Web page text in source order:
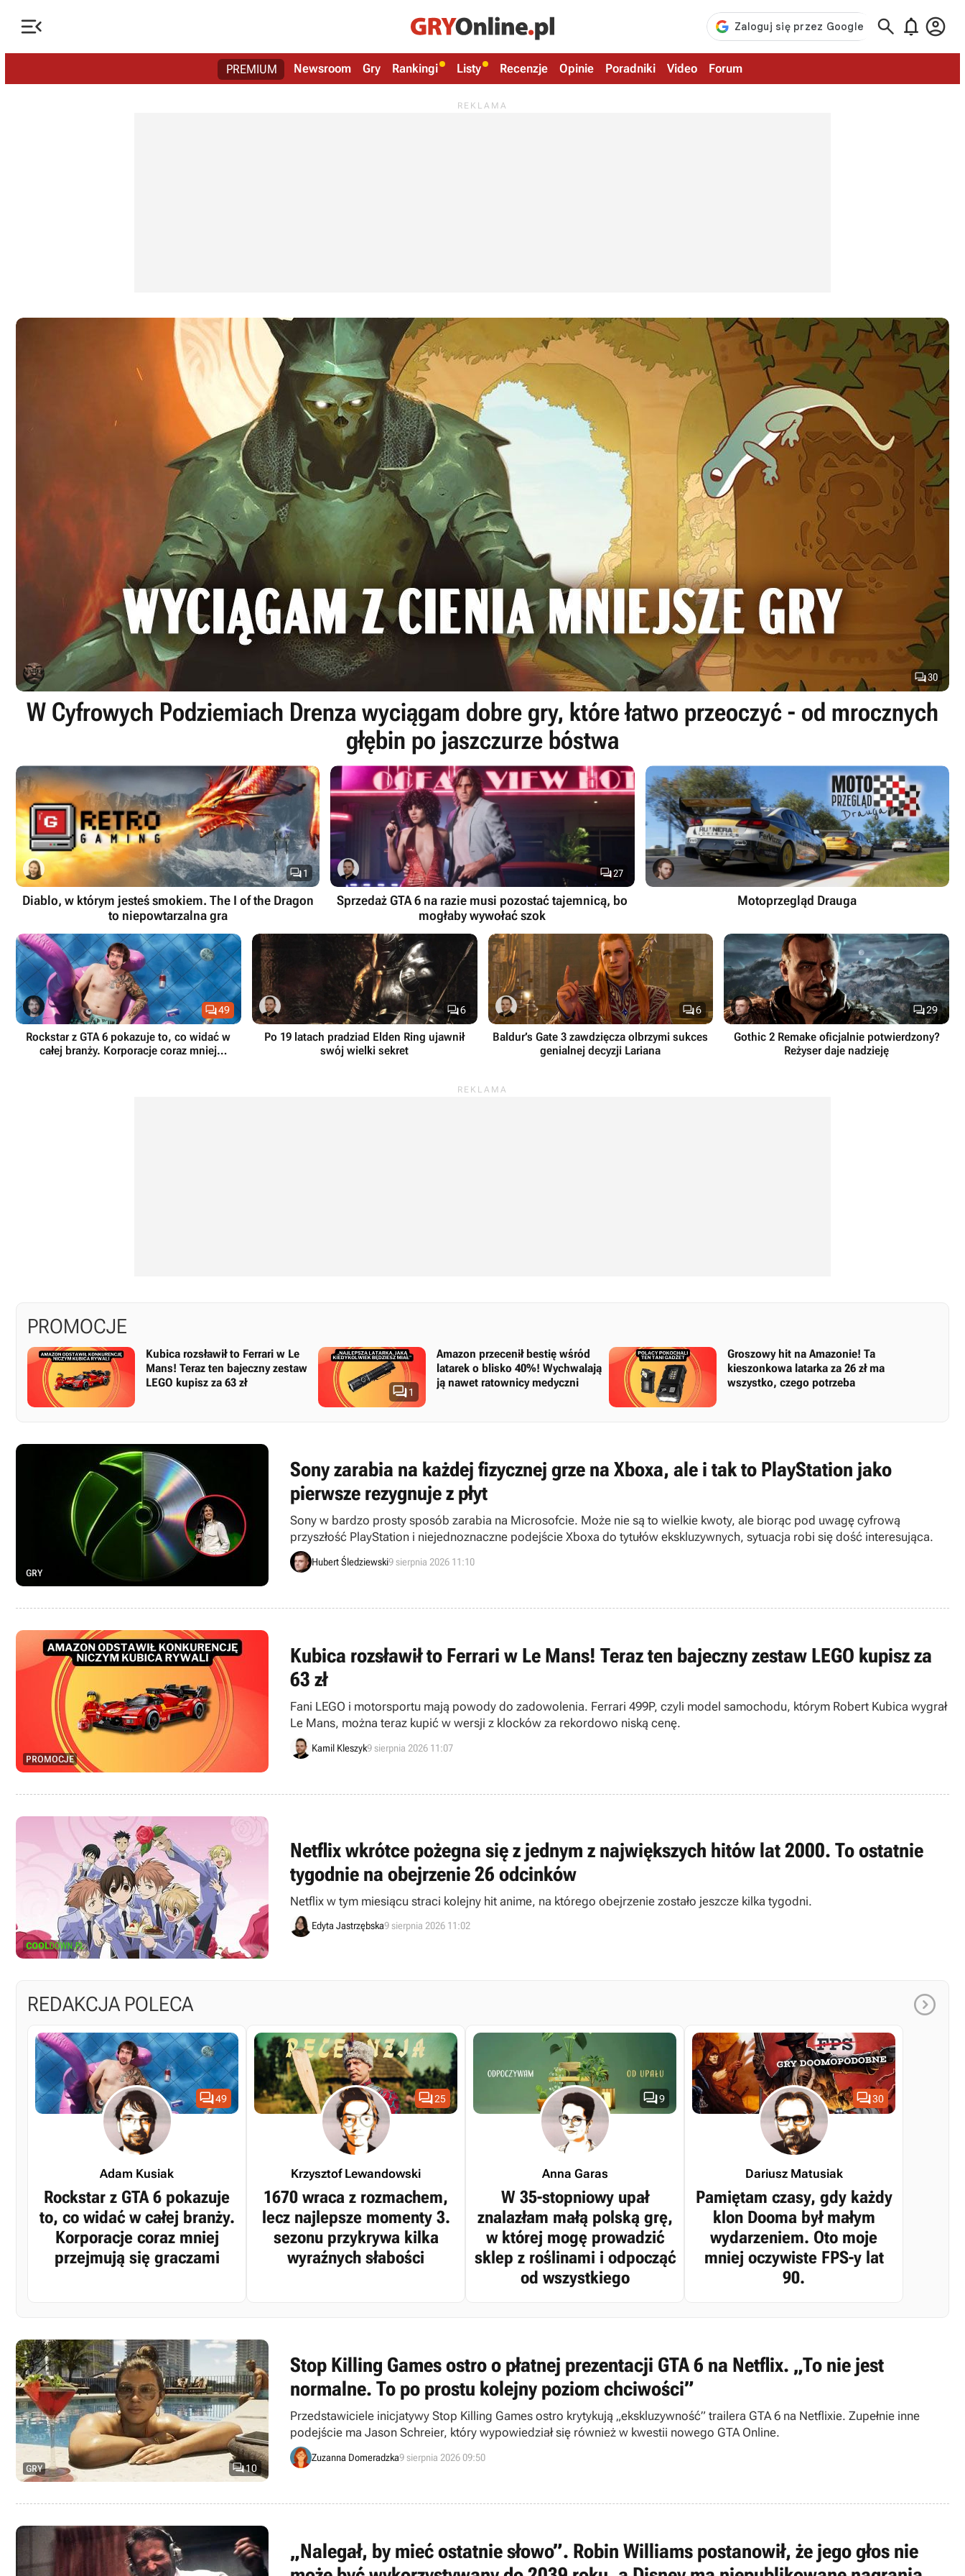
   
PREMIUM Newsroom Gry Rankingi Listy Recenzje Opinie Poradniki Video Forum
30
W Cyfrowych Podziemiach Drenza wyciągam dobre gry, które łatwo przeoczyć - od mrocznych
głębin po jaszczurze bóstwa
1
Diablo, w którym jesteś smokiem. The I of the Dragon
to niepowtarzalna gra
27
Sprzedaż GTA 6 na razie musi pozostać tajemnicą, bo
mogłaby wywołać szok
Motoprzegląd Drauga
49
Rockstar z GTA 6 pokazuje to, co widać w
całej branży. Korporacje coraz mniej
6
Po 19 latach pradziad Elden Ring ujawnił
swój wielki sekret
6
Baldur’s Gate 3 zawdzięcza olbrzymi sukces
genialnej decyzji Lariana
29
Gothic 2 Remake oficjalnie potwierdzony?
Reżyser daje nadzieję
PROMOCJE
Kubica rozsławił to Ferrari w Le
Mans! Teraz ten bajeczny zestaw
LEGO kupisz za 63 zł
1
Amazon przecenił bestię wśród
latarek o blisko 40%! Wychwalają
ją nawet ratownicy medyczni
Groszowy hit na Amazonie! Ta
kieszonkowa latarka za 26 zł ma
wszystko, czego potrzeba
GRY
Sony zarabia na każdej fizycznej grze na Xboxa, ale i tak to PlayStation jako
pierwsze rezygnuje z płyt
Sony w bardzo prosty sposób zarabia na Microsofcie. Może nie są to wielkie kwoty, ale biorąc pod uwagę cyfrową
przyszłość PlayStation i niejednoznaczne podejście Xboxa do tytułów ekskluzywnych, sytuacja robi się dość interesująca.
Hubert Śledziewski9 sierpnia 2026 11:10
PROMOCJE
Kubica rozsławił to Ferrari w Le Mans! Teraz ten bajeczny zestaw LEGO kupisz za
63 zł
Fani LEGO i motorsportu mają powody do zadowolenia. Ferrari 499P, czyli model samochodu, którym Robert Kubica wygrał
Le Mans, można teraz kupić w wersji z klocków za rekordowo niską cenę.
Kamil Kleszyk9 sierpnia 2026 11:07
Netflix wkrótce pożegna się z jednym z największych hitów lat 2000. To ostatnie
tygodnie na obejrzenie 26 odcinków
Netflix w tym miesiącu straci kolejny hit anime, na którego obejrzenie zostało jeszcze kilka tygodni.
Edyta Jastrzębska9 sierpnia 2026 11:02
REDAKCJA POLECA 
49
Adam Kusiak
Rockstar z GTA 6 pokazuje
to, co widać w całej branży.
Korporacje coraz mniej
przejmują się graczami
25
Krzysztof Lewandowski
1670 wraca z rozmachem,
lecz najlepsze momenty 3.
sezonu przykrywa kilka
wyraźnych słabości
9
Anna Garas
W 35-stopniowy upał
znalazłam małą polską grę,
w której mogę prowadzić
sklep z roślinami i odpocząć
od wszystkiego
30
Dariusz Matusiak
Pamiętam czasy, gdy każdy
klon Dooma był małym
wydarzeniem. Oto moje
mniej oczywiste FPS-y lat
90.
10
GRY
Stop Killing Games ostro o płatnej prezentacji GTA 6 na Netflix. „To nie jest
normalne. To po prostu kolejny poziom chciwości”
Przedstawiciele inicjatywy Stop Killing Games ostro krytykują „ekskluzywność” trailera GTA 6 na Netflixie. Zupełnie inne
podejście ma Jason Schreier, który wypowiedział się również w kwestii nowego GTA Online.
Zuzanna Domeradzka9 sierpnia 2026 09:50
„Nalegał, by mieć ostatnie słowo”. Robin Williams postanowił, że jego głos nie